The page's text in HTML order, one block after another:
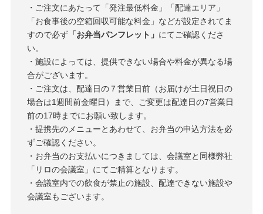
・ご注文にあたって「発注最低料金」「配達エリア」
「お食事後の空箱回収可能な料金」などが設定されてま
すので必ず「お弁当パンフレット」 にてご確認くださ
い。
・施設によっては、提供できない場合や料金が異なる場
合がございます。
・ご注文は、配達日の７営業日前（お届けが土日祝日の
場合は1週間前金曜日）まで、ご変更は配達日の7営業日
前の17時までにお願い致します。
・提携先のメニューとあわせて、お弁当の申込方法を必
ずご確認ください。
・お弁当のお支払いにつきましては、会議室と同様弊社
「リロの会議室」にてご精算となります。
・会議室内での飲食が禁止の施設、配達できない施設や
会議室もございます。